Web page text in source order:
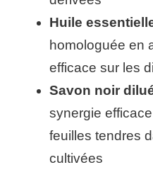
Huile
homologuée en
efficace sur les
Savon noir
synergie
feuilles tendres
cultivées